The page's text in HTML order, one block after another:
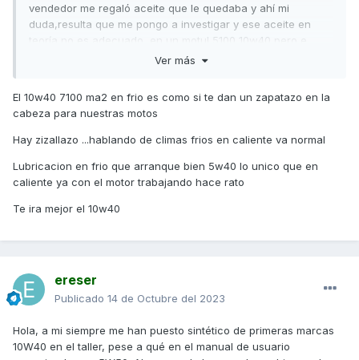
vendedor me regaló aceite que le quedaba y ahí mi
duda,resulta que me pongo a investigar y ese aceite en
teoría no es adecuado ,en un motul 5100 10w40 pero e
leído por aquí comentarios que no usar par esta moto
aceite que tengo pone que es JASO o lo que sea eso
,entiendo de coches ,de motos todavi no mucho ,.
Porfavor me ayudáis ?que aceite compro ?lo que teng9
claro creo es que lo quiero 5w40 para una mejor
lubricación en frio nada más arrancar.
M gracias y espero haberme explicado bien,si no es así
Ver más
El 10w40 7100 ma2 en frio es como si te dan un zapatazo en la
cabeza para nuestras motos
Hay zizallazo ...hablando de climas frios en caliente va normal
Lubricacion en frio que arranque bien 5w40 lo unico que en
caliente ya con el motor trabajando hace rato
Te ira mejor el 10w40
ereser
Publicado 14 de Octubre del 2023
Hola, a mi siempre me han puesto sintético de primeras marcas
10W40 en el taller, pese a qué en el manual de usuario